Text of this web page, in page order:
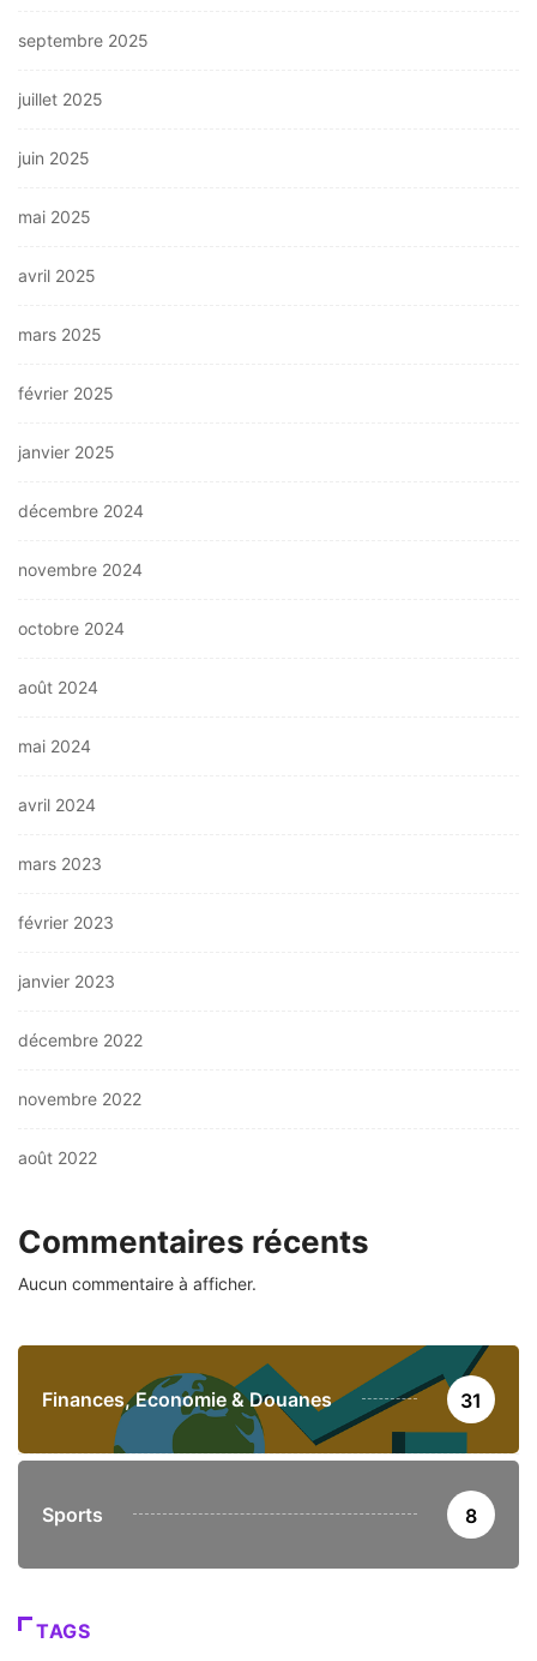
septembre 2025
juillet 2025
juin 2025
mai 2025
avril 2025
mars 2025
février 2025
janvier 2025
décembre 2024
novembre 2024
octobre 2024
août 2024
mai 2024
avril 2024
mars 2023
février 2023
janvier 2023
décembre 2022
novembre 2022
août 2022
Commentaires récents
Aucun commentaire à afficher.
Finances, Economie & Douanes 31
Sports 8
TAGS